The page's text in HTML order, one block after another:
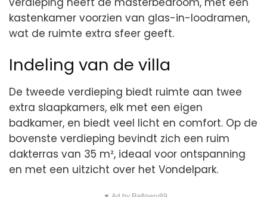
kastenkamer voorzien van glas-in-loodramen,
wat de ruimte extra sfeer geeft.
Indeling van de villa
De tweede verdieping biedt ruimte aan twee
extra slaapkamers, elk met een eigen
badkamer, en biedt veel licht en comfort. Op de
bovenste verdieping bevindt zich een ruim
dakterras van 35 m², ideaal voor ontspanning
en met een uitzicht over het Vondelpark.